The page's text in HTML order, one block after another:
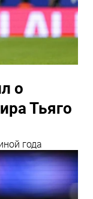
о
Тьяго
года